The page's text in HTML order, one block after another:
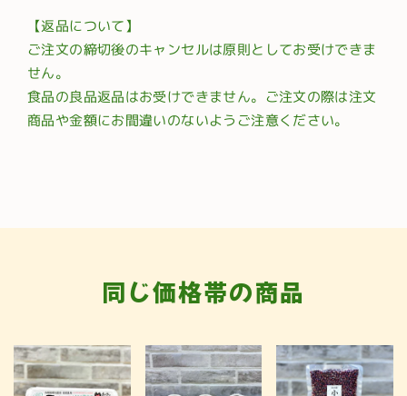
【返品について】
ご注文の締切後のキャンセルは原則としてお受けできま
せん。
食品の良品返品はお受けできません。ご注文の際は注文
商品や金額にお間違いのないようご注意ください。
同じ価格帯の商品